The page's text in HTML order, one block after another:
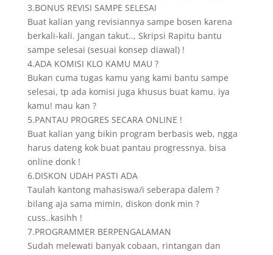
3.BONUS REVISI SAMPE SELESAI
Buat kalian yang revisiannya sampe bosen karena
berkali-kali. Jangan takut.., Skripsi Rapitu bantu
sampe selesai (sesuai konsep diawal) !
4.ADA KOMISI KLO KAMU MAU ?
Bukan cuma tugas kamu yang kami bantu sampe
selesai, tp ada komisi juga khusus buat kamu. iya
kamu! mau kan ?
5.PANTAU PROGRES SECARA ONLINE !
Buat kalian yang bikin program berbasis web, ngga
harus dateng kok buat pantau progressnya. bisa
online donk !
6.DISKON UDAH PASTI ADA
Taulah kantong mahasiswa/i seberapa dalem ?
bilang aja sama mimin, diskon donk min ?
cuss..kasihh !
7.PROGRAMMER BERPENGALAMAN
Sudah melewati banyak cobaan, rintangan dan